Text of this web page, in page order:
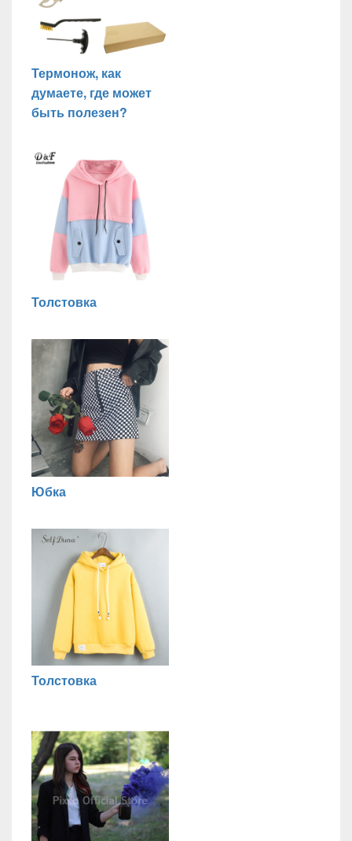
Термонож, как
думаете, где может
быть полезен?
Толстовка
Юбка
Толстовка